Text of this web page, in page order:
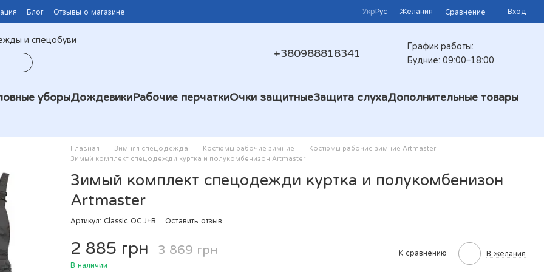
Блог Отзывы о магазине УкрРус Желания Сравнение Вход
и спецобуви
+380988818341
График работы:
Будние: 09:00–18:00
уборыДождевикиРабочие перчаткиОчки защитныеЗащита слухаДополнительные товары
Главная Зимняя спецодежда Костюмы рабочие зимние
Костюмы рабочие зимние Artmaster
Зимый комплект спецодежди куртка и полукомбенизон Artmaster
Зимый комплект спецодежди куртка и полукомбенизон
Artmaster
Артикул: Classic OC J+В Оставить отзыв
2 885 грн 3 869 грн
В наличии
К сравнению В желания